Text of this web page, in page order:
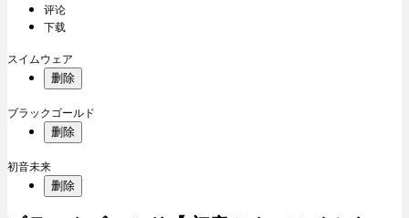
评论
下载
スイムウェア
删除
ブラックゴールド
删除
初音未来
删除